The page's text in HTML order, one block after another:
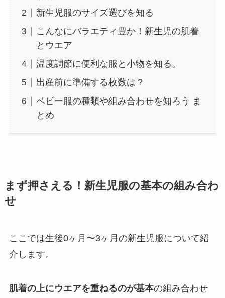
新生児服のサイズ選びを知る
こんなにバラエティ豊か！新生児の肌着
とウエア
温度調節に便利な服と小物を知る。
出産前に準備する枚数は？
ベビー服の種類や組み合わせを知ろう ま
とめ
まず押さえる！新生児服の基本の組み合わ
せ
ここでは生後0ヶ月〜3ヶ月の新生児服について紹
介します。
肌着の上にウエアを重ねるのが基本の組み合わせ